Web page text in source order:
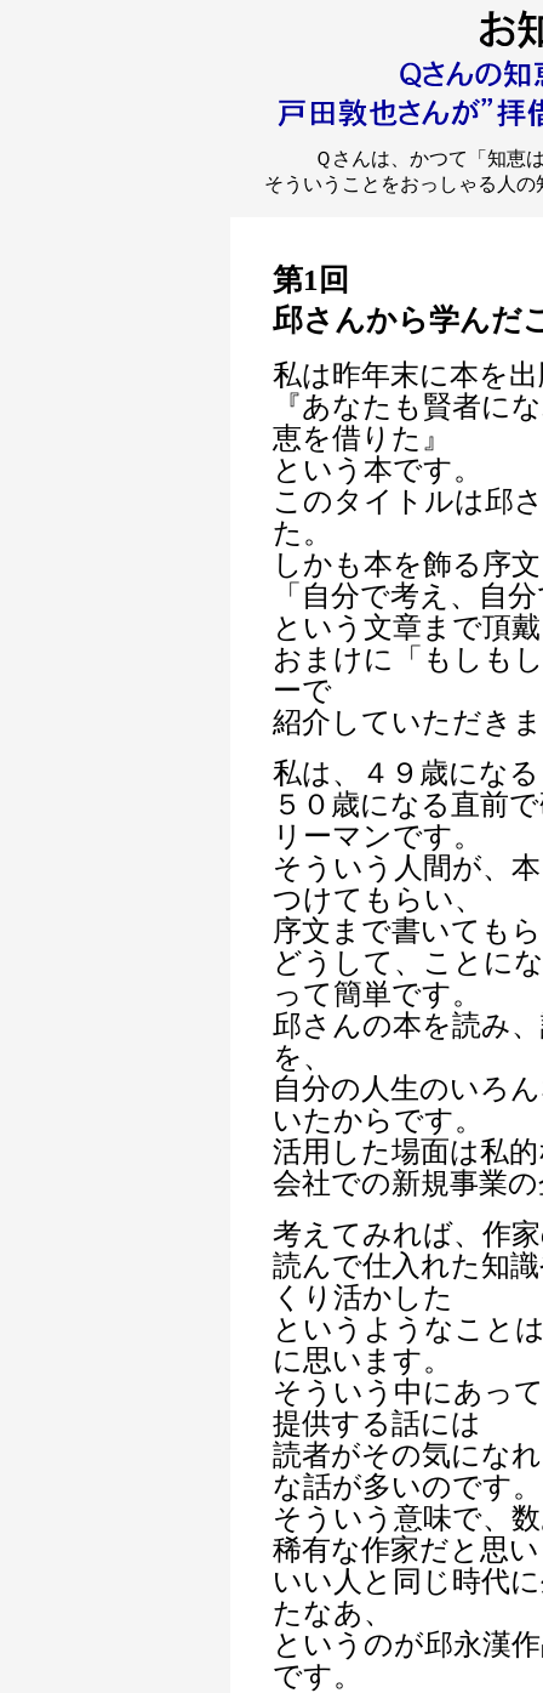
Ｑさんは、かつて「知恵
そういうことをおっしゃる人
第1回
邱さんから学んだ
私は昨年末に本を
『あなたも賢者に
恵を借りた』
という本です。
このタイトルは邱
た。
しかも本を飾る序
「自分で考え、自
という文章まで頂
おまけに「もしも
ーで
紹介していただき
私は、４９歳にな
５０歳になる直前
リーマンです。
そういう人間が、
つけてもらい、
序文まで書いても
どうして、ことに
って簡単です。
邱さんの本を読み
を、
自分の人生のいろ
いたからです。
活用した場面は私
会社での新規事業
考えてみれば、作
読んで仕入れた知
くり活かした
というようなこと
に思います。
そういう中にあっ
提供する話には
読者がその気にな
な話が多いのです。
そういう意味で、
稀有な作家だと思
いい人と同じ時代
たなあ、
というのが邱永漢
です。